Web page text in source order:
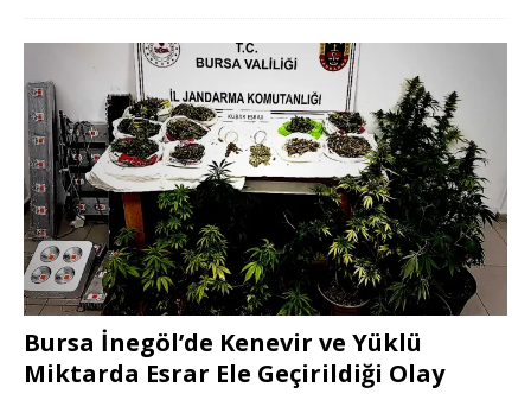
Bursa İnegöl’de Kenevir ve Yüklü
Miktarda Esrar Ele Geçirildiği Olay